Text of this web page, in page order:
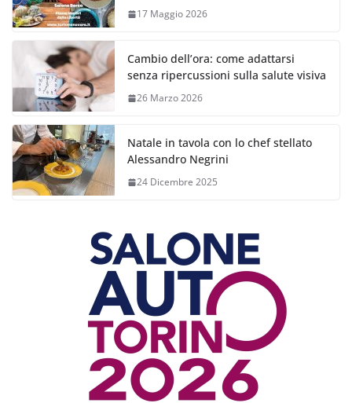
17 Maggio 2026
Cambio dell’ora: come adattarsi
senza ripercussioni sulla salute visiva
26 Marzo 2026
Natale in tavola con lo chef stellato
Alessandro Negrini
24 Dicembre 2025